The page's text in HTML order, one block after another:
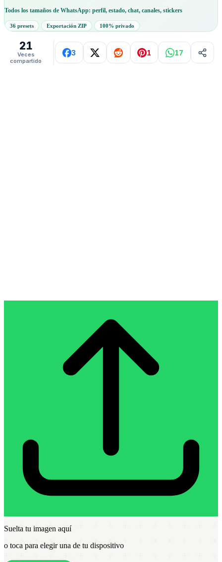
Todos los tamaños de WhatsApp: perfil, estado, chat, canales, stickers
36 presets Exportación ZIP 100% privado
21
Veces
compartido
3 1 17
Suelta tu imagen aquí
o toca para elegir una de tu dispositivo